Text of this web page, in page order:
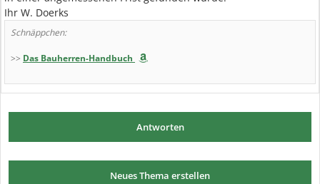
Ihr W. Doerks
Schnäppchen:
>> Das Bauherren-Handbuch
Antworten
Neues Thema erstellen